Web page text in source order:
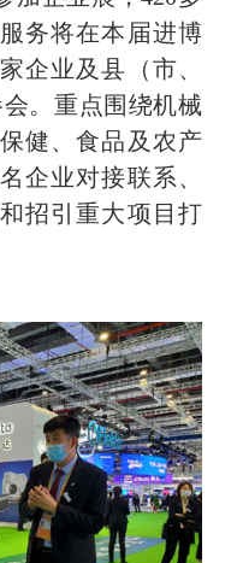
务将在本届进博
企业及县（市、
。重点围绕机械
健、食品及农产
企业对接联系、
招引重大项目打